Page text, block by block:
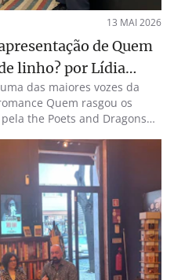
13 MAI 2026
de Quem
linho? por Lídia
em Loulé.
das maiores vozes da
Quem rasgou os
the Poets and Dragons